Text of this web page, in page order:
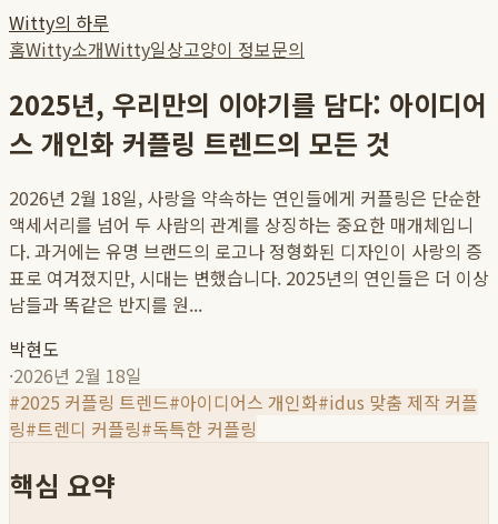
Witty의 하루
홈Witty소개Witty일상고양이 정보문의
2025년, 우리만의 이야기를 담다: 아이디어
스 개인화 커플링 트렌드의 모든 것
2026년 2월 18일, 사랑을 약속하는 연인들에게 커플링은 단순한
액세서리를 넘어 두 사람의 관계를 상징하는 중요한 매개체입니
다. 과거에는 유명 브랜드의 로고나 정형화된 디자인이 사랑의 증
표로 여겨졌지만, 시대는 변했습니다. 2025년의 연인들은 더 이상
남들과 똑같은 반지를 원...
박현도
·2026년 2월 18일
#2025 커플링 트렌드#아이디어스 개인화#idus 맞춤 제작 커플
링#트렌디 커플링#독특한 커플링
핵심 요약